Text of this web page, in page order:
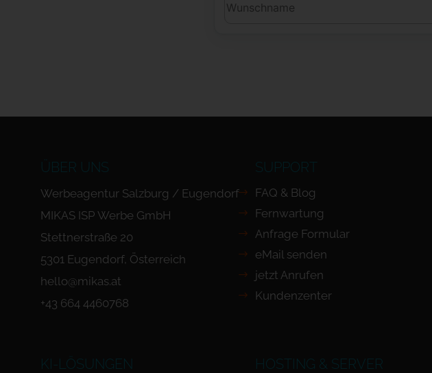
ÜBER UNS
Werbeagentur Salzburg / Eugendorf
MIKAS ISP Werbe GmbH
Stettnerstraße 20
5301 Eugendorf, Österreich
hello@mikas.at
+43 664 4460768
SUPPORT
FAQ & Blog
Fernwartung
Anfrage Formular
eMail senden
jetzt Anrufen
Kundenzenter
KI-LÖSUNGEN HOSTING & SERVER